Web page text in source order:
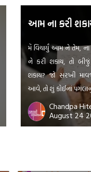
આમ ના કરી
મેં વિચાર્યું આમ ને તેમ, ના
ને કરી શકાય, તો
શકાય? જો સરખી
આવે, તો શું કોઈનાં
કરી શકાય? ને એ
પીપળો વાવી, એના ફરતે
એના પર થોડા
Chandpa
August 24